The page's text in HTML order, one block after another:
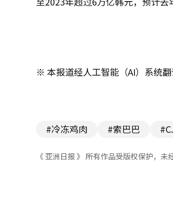
※ 本报道经人工智能（AI）系统翻
#冷冻鸡肉 #索巴巴
《 亚洲日报 》 所有作品受版权保护，未